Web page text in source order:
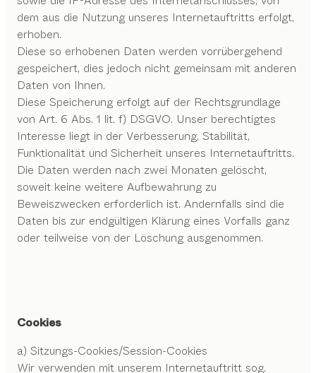
dem aus die Nutzung unseres Internetauftritts erfolgt,
erhoben.
Diese so erhobenen Daten werden vorrübergehend
gespeichert, dies jedoch nicht gemeinsam mit anderen
Daten von Ihnen.
Diese Speicherung erfolgt auf der Rechtsgrundlage
von Art. 6 Abs. 1 lit. f) DSGVO. Unser berechtigtes
Interesse liegt in der Verbesserung, Stabilität,
Funktionalität und Sicherheit unseres Internetauftritts.
Die Daten werden nach zwei Monaten gelöscht,
soweit keine weitere Aufbewahrung zu
Beweiszwecken erforderlich ist. Andernfalls sind die
Daten bis zur endgültigen Klärung eines Vorfalls ganz
oder teilweise von der Löschung ausgenommen.
Cookies
a) Sitzungs-Cookies/Session-Cookies
Wir verwenden mit unserem Internetauftritt sog.